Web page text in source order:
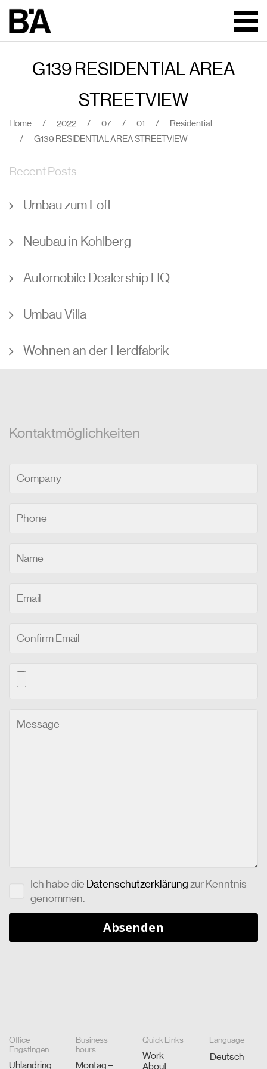
G139 RESIDENTIAL AREA
STREETVIEW
Home / 2022 / 07 / 01 /
Residential
/
G139 RESIDENTIAL AREA STREETVIEW
Recent Posts
Umbau zum Loft
Neubau in Kohlberg
Automobile Dealership HQ
Umbau Villa
Wohnen an der Herdfabrik
Kontaktmöglichkeiten
Ich habe die Datenschutzerklärung zur Kenntnis
genommen.
Office
Engstingen
Uhlandring
Business
hours
Montag –
Quick Links
Work
About
Language
Deutsch